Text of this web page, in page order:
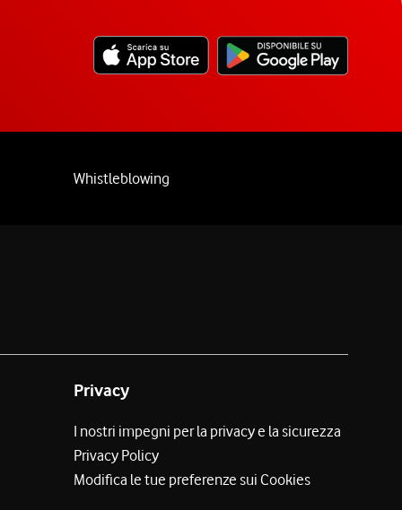
Whistleblowing
Privacy
I nostri impegni per la privacy e la sicurezza
Privacy Policy
Modifica le tue preferenze sui Cookies